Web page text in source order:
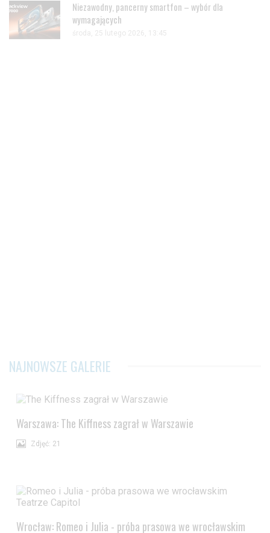
Niezawodny, pancerny smartfon – wybór dla
wymagających
środa, 25 lutego 2026, 13:45
NAJNOWSZE GALERIE
Warszawa: The Kiffness zagrał w Warszawie
Zdjęć: 21
Wrocław: Romeo i Julia - próba prasowa we wrocławskim